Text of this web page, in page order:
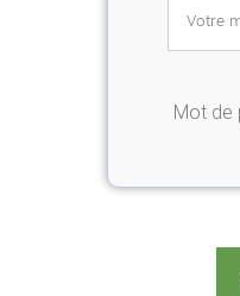
Mot de